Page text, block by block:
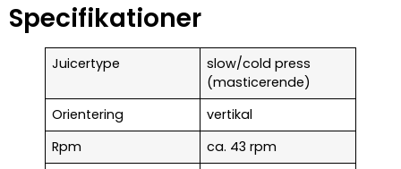
Specifikationer
Juicertype
slow/cold press
(masticerende)
Orientering
vertikal
Rpm
ca. 43 rpm